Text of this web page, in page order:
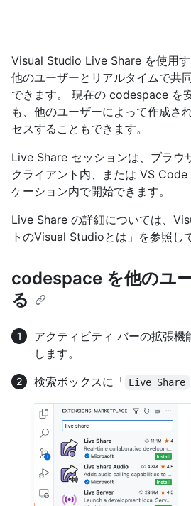
Visual Studio Live Share を使用
他のユーザーとリアルタイムで共
できます。 現在の codespace を
も、他のユーザーによって作成さ
セスすることもできます。
Live Share セッションは、ブラウ
クライアント内、または VS Code
ケーション内で開始できます。
Live Share の詳細については、
トのVisual Studioとは」を参照し
codespace を他のユ
る
アクティビティ バーの拡張機
します。
検索ボックスに「 Live Share